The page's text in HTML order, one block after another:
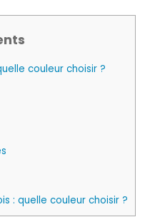
couleur choisir ?
: quelle couleur choisir ?